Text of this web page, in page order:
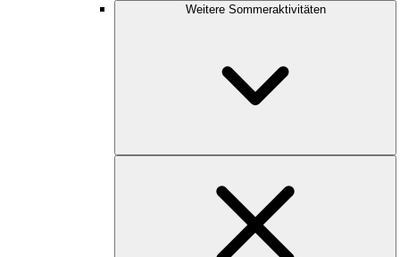
Weitere Sommeraktivitäten